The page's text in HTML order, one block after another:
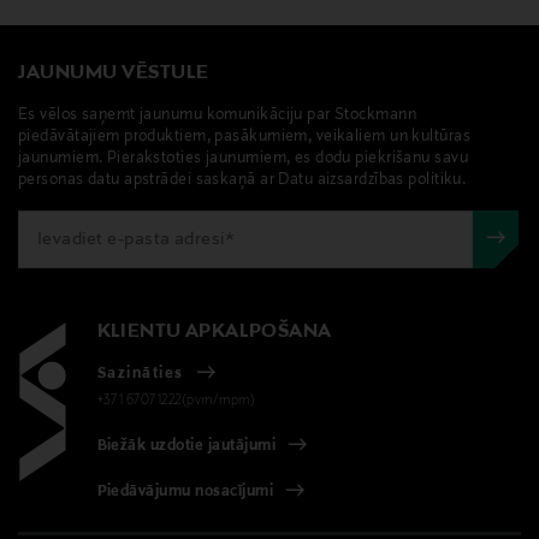
JAUNUMU VĒSTULE
Es vēlos saņemt jaunumu komunikāciju par Stockmann
piedāvātajiem produktiem, pasākumiem, veikaliem un kultūras
jaunumiem. Pierakstoties jaunumiem, es dodu piekrišanu savu
personas datu apstrādei saskaņā ar Datu aizsardzības politiku.
KLIENTU APKALPOŠANA
Sazināties
+371 67071222(pvm/mpm)
Biežāk uzdotie jautājumi
Piedāvājumu nosacījumi